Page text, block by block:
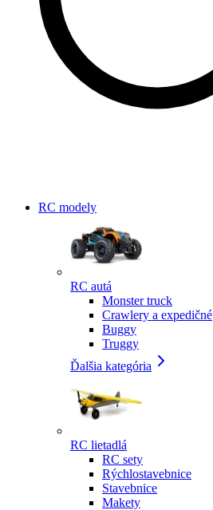
RC modely
RC autá
Monster truck
Crawlery a expedičné
Buggy
Truggy
Ďalšia kategória
RC lietadlá
RC sety
Rýchlostavebnice
Stavebnice
Makety